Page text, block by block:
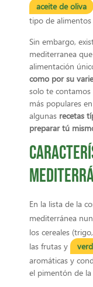
aceite de oliva
tipo de alimentos
Sin embargo,
mediterranea
alimentación
como por su
solo te
más populares
algunas recetas
preparar tú
En la lista de la
mediterránea
los cereales
las frutas y
aromáticas y
el pimentón de la